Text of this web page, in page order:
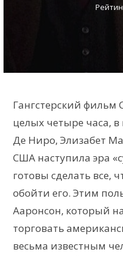
Гангстерский фильм
целых четыре часа, в
Де Ниро, Элизабет
США наступила эра
готовы сделать все,
обойти его. Этим
Ааронсон, который
торговать
весьма известным